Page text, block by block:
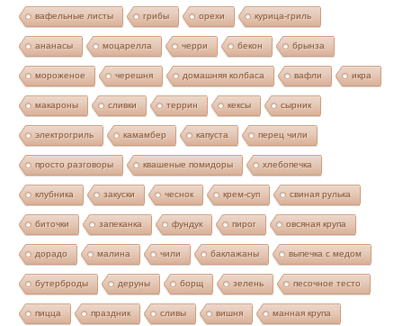
вафельные листы грибы орехи курица-гриль
ананасы моцарелла черри бекон брынза
мороженое черешня домашняя колбаса вафли икра
макароны сливки террин кексы сырник
электрогриль камамбер капуста перец чили
просто разговоры квашеные помидоры хлебопечка
клубника закуски чеснок крем-суп свиная рулька
биточки запеканка фундук пирог овсяная крупа
дорадо малина чили баклажаны выпечка с медом
бутерброды деруны борщ зелень песочное тесто
пицца праздник сливы вишня манная крупа